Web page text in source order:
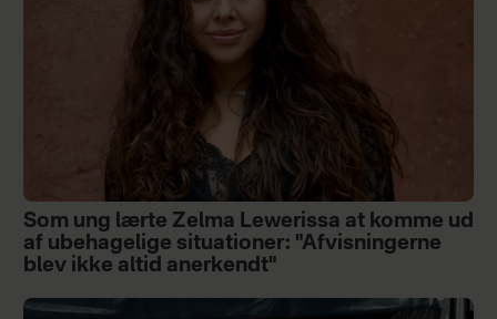
Som ung lærte Zelma Lewerissa at komme ud
af ubehagelige situationer: "Afvisningerne
blev ikke altid anerkendt"